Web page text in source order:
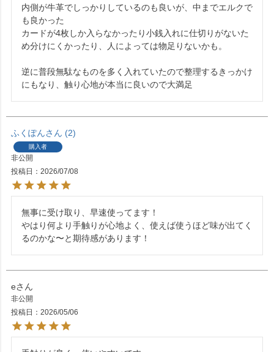
内側が牛革でしっかりしているのも良いが、中までエルクで
も良かった
カードが4枚しか入らなかったり小銭入れに仕切りがないた
め分けにくかったり、人によっては物足りないかも。
逆に普段無駄なものを多く入れていたので整理するきっかけ
にもなり、触り心地が本当に良いので大満足
ふくぽん 2
購入者
非公開
投稿日
2026/07/08
無事に受け取り、早速使ってます！
やはり何より手触りが心地よく、使えば使うほど味が出てく
るのかな〜と期待感があります！
e
非公開
投稿日
2026/05/06